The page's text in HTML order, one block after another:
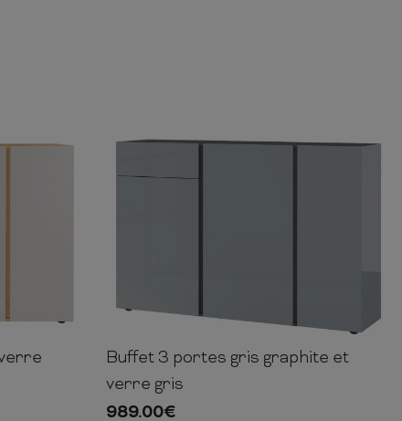
106cm 152cm
Buffet 3 portes gris graphite et
verre gris
989.00€